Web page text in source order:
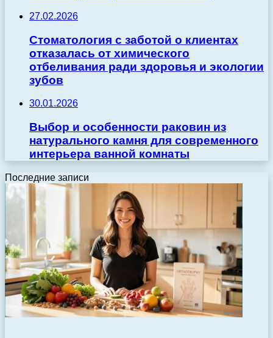
27.02.2026
Стоматология с заботой о клиентах
отказалась от химического
отбеливания ради здоровья и экологии
зубов
30.01.2026
Выбор и особенности раковин из
натурального камня для современного
интерьера ванной комнаты
Последние записи